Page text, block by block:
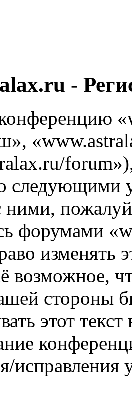
-
следующими
ними,
форумами
изменять
возможное,
стороны
этот
исправления